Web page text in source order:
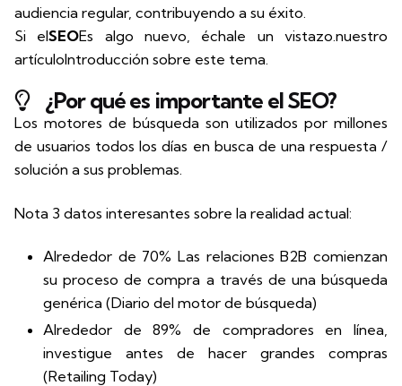
audiencia regular, contribuyendo a su éxito.
Si elSEOEs algo nuevo, échale un vistazo.nuestro
artículoIntroducción sobre este tema.
¿Por qué es importante el SEO?
Los motores de búsqueda son utilizados por millones
de usuarios todos los días en busca de una respuesta /
solución a sus problemas.
Nota 3 datos interesantes sobre la realidad actual:
Alrededor de 70% Las relaciones B2B comienzan
su proceso de compra a través de una búsqueda
genérica (Diario del motor de búsqueda)
Alrededor de 89% de compradores en línea,
investigue antes de hacer grandes compras
(Retailing Today)